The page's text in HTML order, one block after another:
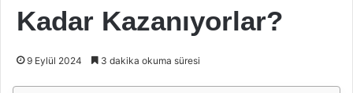
Kadar Kazanıyorlar?
9 Eylül 2024 3 dakika okuma süresi